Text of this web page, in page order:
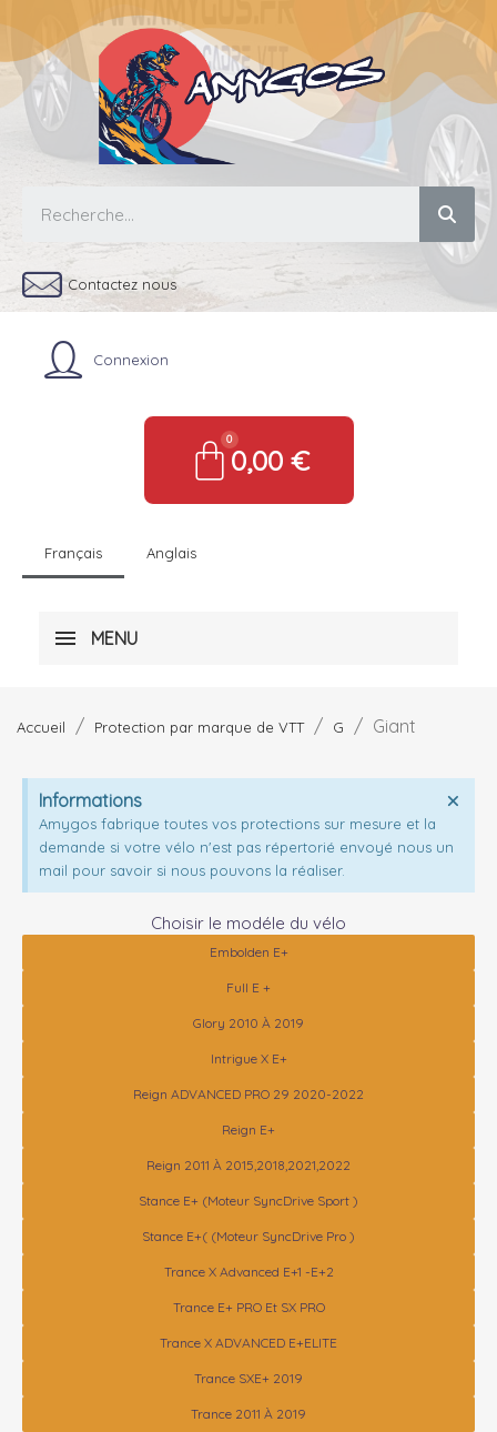
Contactez nous
Connexion
0,00 €
Français Anglais
MENU
Accueil Protection par marque de VTT G Giant
Informations
Amygos fabrique toutes vos protections sur mesure et la
demande si votre vélo n'est pas répertorié envoyé nous un
mail pour savoir si nous pouvons la réaliser.
Choisir le modéle du vélo
Embolden E+
Full E +
Glory 2010 À 2019
Intrigue X E+
Reign ADVANCED PRO 29 2020-2022
Reign E+
Reign 2011 À 2015,2018,2021,2022
Stance E+ (moteur SyncDrive Sport )
Stance E+( (moteur SyncDrive Pro )
Trance X Advanced E+1 -E+2
Trance E+ PRO Et SX PRO
Trance X ADVANCED E+ELITE
Trance SXE+ 2019
Trance 2011 À 2019